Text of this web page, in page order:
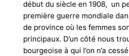
début du siècle en 1908, un
première guerre mondiale
de province où les femmes
principaux. D’un côté nous
bourgeoise à qui l’on n’a